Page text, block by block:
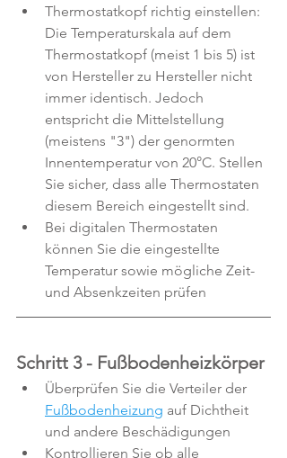
Thermostatkopf richtig einstellen:
Die Temperaturskala auf dem
Thermostatkopf (meist 1 bis 5) ist
von Hersteller zu Hersteller nicht
immer identisch. Jedoch
entspricht die Mittelstellung
(meistens "3") der genormten
Innentemperatur von 20°C. Stellen
Sie sicher, dass alle Thermostaten
diesem Bereich eingestellt sind.
Bei digitalen Thermostaten
können Sie die eingestellte
Temperatur sowie mögliche Zeit-
und Absenkzeiten prüfen
Schritt 3 - Fußbodenheizkörper
Überprüfen Sie die Verteiler der
Fußbodenheizung auf Dichtheit
und andere Beschädigungen
Kontrollieren Sie ob alle